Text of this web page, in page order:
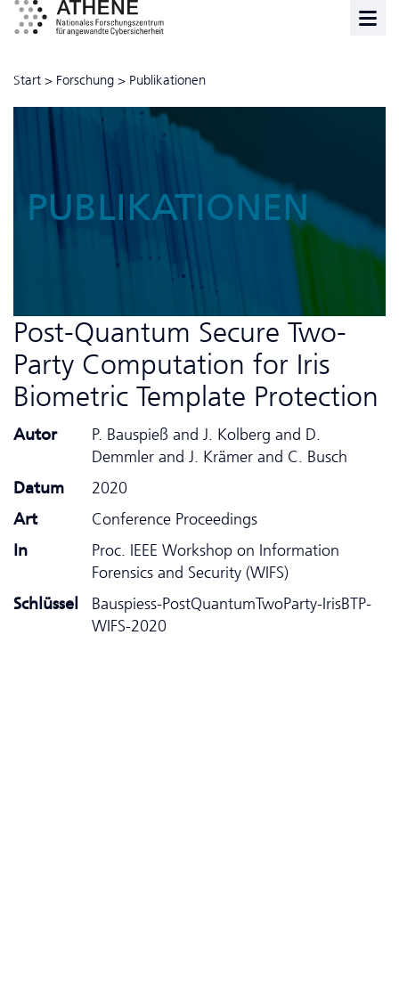
Start > Forschung > Publikationen
PUBLIKATIONEN
Post-Quantum Secure Two-
Party Computation for Iris
Biometric Template Protection
Autor
P. Bauspieß and J. Kolberg and D.
Demmler and J. Krämer and C. Busch
Datum
2020
Art
Conference Proceedings
In
Proc. IEEE Workshop on Information
Forensics and Security (WIFS)
Schlüssel
Bauspiess-PostQuantumTwoParty-IrisBTP-
WIFS-2020